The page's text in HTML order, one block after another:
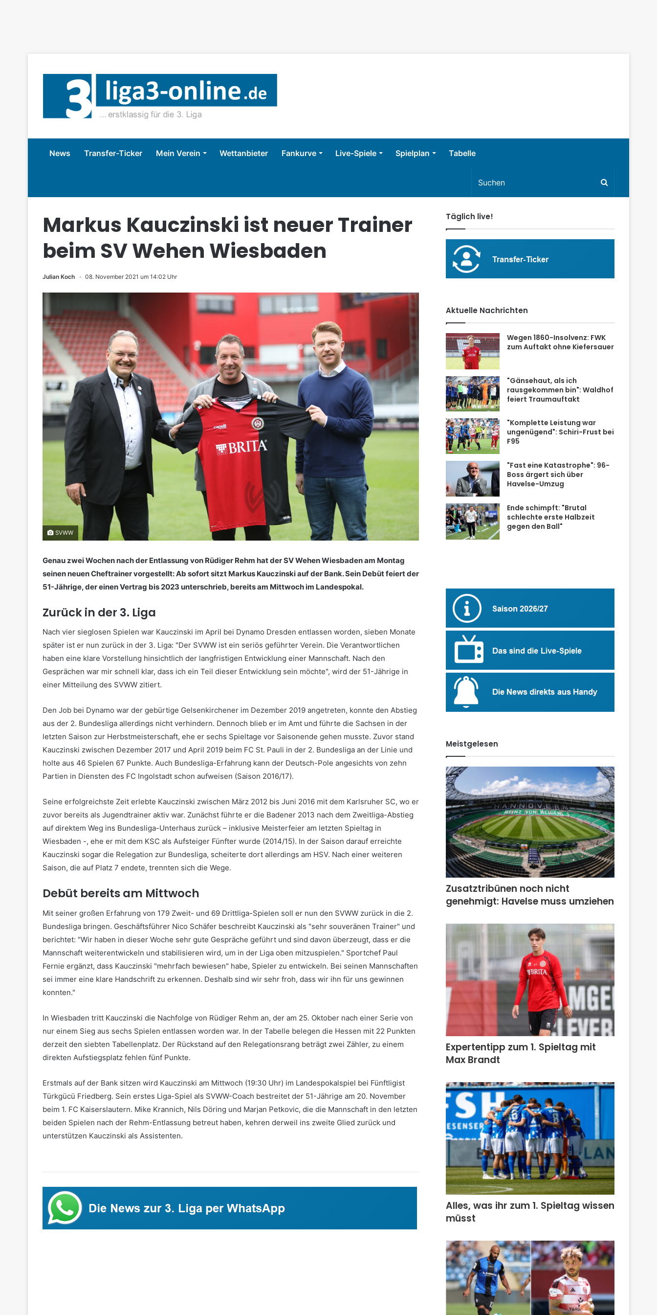
News Transfer-Ticker Mein Verein Wettanbieter Fankurve Live-Spiele Spielplan Tabelle
Markus Kauczinski ist neuer Trainer
beim SV Wehen Wiesbaden
Julian Koch 08. November 2021 um 14:02 Uhr
SVWW
Genau zwei Wochen nach der Entlassung von Rüdiger Rehm hat der SV Wehen Wiesbaden am Montag
seinen neuen Cheftrainer vorgestellt: Ab sofort sitzt Markus Kauczinski auf der Bank. Sein Debüt feiert der
51-Jährige, der einen Vertrag bis 2023 unterschrieb, bereits am Mittwoch im Landespokal.
Zurück in der 3. Liga
Nach vier sieglosen Spielen war Kauczinski im April bei Dynamo Dresden entlassen worden, sieben Monate
später ist er nun zurück in der 3. Liga: "Der SVWW ist ein seriös geführter Verein. Die Verantwortlichen
haben eine klare Vorstellung hinsichtlich der langfristigen Entwicklung einer Mannschaft. Nach den
Gesprächen war mir schnell klar, dass ich ein Teil dieser Entwicklung sein möchte", wird der 51-Jährige in
einer Mitteilung des SVWW zitiert.
Den Job bei Dynamo war der gebürtige Gelsenkirchener im Dezember 2019 angetreten, konnte den Abstieg
aus der 2. Bundesliga allerdings nicht verhindern. Dennoch blieb er im Amt und führte die Sachsen in der
letzten Saison zur Herbstmeisterschaft, ehe er sechs Spieltage vor Saisonende gehen musste. Zuvor stand
Kauczinski zwischen Dezember 2017 und April 2019 beim FC St. Pauli in der 2. Bundesliga an der Linie und
holte aus 46 Spielen 67 Punkte. Auch Bundesliga-Erfahrung kann der Deutsch-Pole angesichts von zehn
Partien in Diensten des FC Ingolstadt schon aufweisen (Saison 2016/17).
Seine erfolgreichste Zeit erlebte Kauczinski zwischen März 2012 bis Juni 2016 mit dem Karlsruher SC, wo er
zuvor bereits als Jugendtrainer aktiv war. Zunächst führte er die Badener 2013 nach dem Zweitliga-Abstieg
auf direktem Weg ins Bundesliga-Unterhaus zurück – inklusive Meisterfeier am letzten Spieltag in
Wiesbaden -, ehe er mit dem KSC als Aufsteiger Fünfter wurde (2014/15). In der Saison darauf erreichte
Kauczinski sogar die Relegation zur Bundesliga, scheiterte dort allerdings am HSV. Nach einer weiteren
Saison, die auf Platz 7 endete, trennten sich die Wege.
Debüt bereits am Mittwoch
Mit seiner großen Erfahrung von 179 Zweit- und 69 Drittliga-Spielen soll er nun den SVWW zurück in die 2.
Bundesliga bringen. Geschäftsführer Nico Schäfer beschreibt Kauczinski als "sehr souveränen Trainer" und
berichtet: "Wir haben in dieser Woche sehr gute Gespräche geführt und sind davon überzeugt, dass er die
Mannschaft weiterentwickeln und stabilisieren wird, um in der Liga oben mitzuspielen." Sportchef Paul
Fernie ergänzt, dass Kauczinski "mehrfach bewiesen" habe, Spieler zu entwickeln. Bei seinen Mannschaften
sei immer eine klare Handschrift zu erkennen. Deshalb sind wir sehr froh, dass wir ihn für uns gewinnen
konnten."
In Wiesbaden tritt Kauczinski die Nachfolge von Rüdiger Rehm an, der am 25. Oktober nach einer Serie von
nur einem Sieg aus sechs Spielen entlassen worden war. In der Tabelle belegen die Hessen mit 22 Punkten
derzeit den siebten Tabellenplatz. Der Rückstand auf den Relegationsrang beträgt zwei Zähler, zu einem
direkten Aufstiegsplatz fehlen fünf Punkte.
Erstmals auf der Bank sitzen wird Kauczinski am Mittwoch (19:30 Uhr) im Landespokalspiel bei Fünftligist
Türkgücü Friedberg. Sein erstes Liga-Spiel als SVWW-Coach bestreitet der 51-Jährige am 20. November
beim 1. FC Kaiserslautern. Mike Krannich, Nils Döring und Marjan Petkovic, die die Mannschaft in den letzten
beiden Spielen nach der Rehm-Entlassung betreut haben, kehren derweil ins zweite Glied zurück und
unterstützen Kauczinski als Assistenten.
Täglich live!
Aktuelle Nachrichten
Wegen 1860-Insolvenz: FWK
zum Auftakt ohne Kiefersauer
"Gänsehaut, als ich
rausgekommen bin": Waldhof
feiert Traumauftakt
"Komplette Leistung war
ungenügend": Schiri-Frust bei
F95
"Fast eine Katastrophe": 96-
Boss ärgert sich über
Havelse-Umzug
Ende schimpft: "Brutal
schlechte erste Halbzeit
gegen den Ball"
Meistgelesen
Zusatztribünen noch nicht
genehmigt: Havelse muss umziehen
Expertentipp zum 1. Spieltag mit
Max Brandt
Alles, was ihr zum 1. Spieltag wissen
müsst